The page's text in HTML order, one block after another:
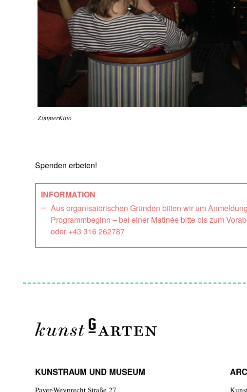
ZimmerKino
Spenden erbeten!
INFORMATION
Aus organisatorischen Gründen bitten wir um
Programmbeginn – bei einer Matinée bitte bis zum
oder +43 316 262787
KUNSTRAUM UND MUSEUM
Payer-Weyprecht Straße 27